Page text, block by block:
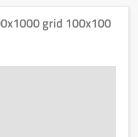
grid 100x100